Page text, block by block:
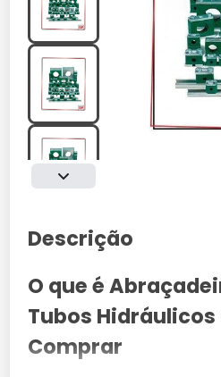
Descrição
O que é
Tubos Hidráulicos
Comprar